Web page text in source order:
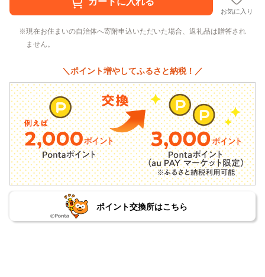
お気に入り
現在お住まいの自治体へ寄附申込いただいた場合、返礼品は贈答され
ません。
＼ポイント増やしてふるさと納税！／
ポイント交換所はこちら